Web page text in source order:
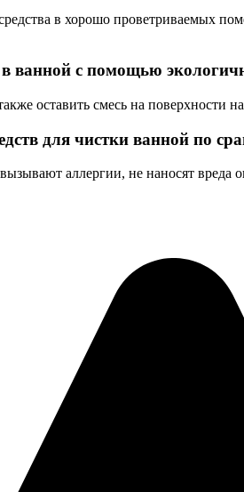
в хорошо проветриваемых
ванной с помощью
оставить смесь на
для чистки ванной по
аллергии, не наносят